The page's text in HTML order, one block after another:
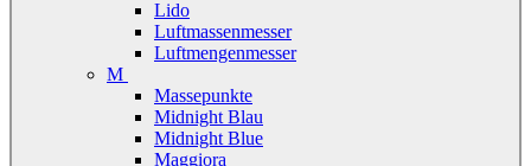
Lido
Luftmassenmesser
Luftmengenmesser
M
Massepunkte
Midnight Blau
Midnight Blue
Maggiora